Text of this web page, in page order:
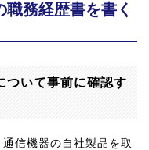
務経歴書を書く
ついて事前に確認す
信機器の自社製品を取